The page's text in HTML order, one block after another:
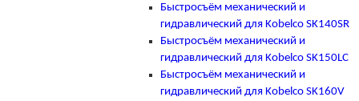
Быстросъём механический и
гидравлический для Kobelco SK140SR
Быстросъём механический и
гидравлический для Kobelco SK150LC
Быстросъём механический и
гидравлический для Kobelco SK160V